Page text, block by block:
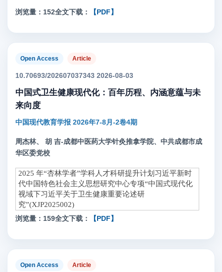
浏览量：152全文下载： 【PDF】
Open Access Article
10.70693/202607037343 2026-08-03
中国式卫生健康现代化：百年历程、内涵意蕴与未
来向度
中国现代教育学报 2026年7-8月-2卷4期
周杰林、 胡 吉-成都中医药大学针灸推拿学院、中共成都市成
华区委党校
2025 年“杏林学者”学科人才科研提升计划习近平新时
代中国特色社会主义思想研究中心专项“中国式现代化
视域下习近平关于卫生健康重要论述研
究”(XJP2025002)
浏览量：159全文下载： 【PDF】
Open Access Article